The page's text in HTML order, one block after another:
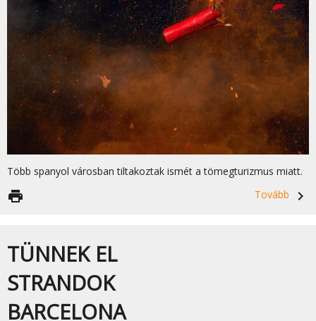
Több spanyol városban tiltakoztak ismét a tömegturizmus miatt.
Tovább
navigate_next
print
TÜNNEK EL
STRANDOK
BARCELONA